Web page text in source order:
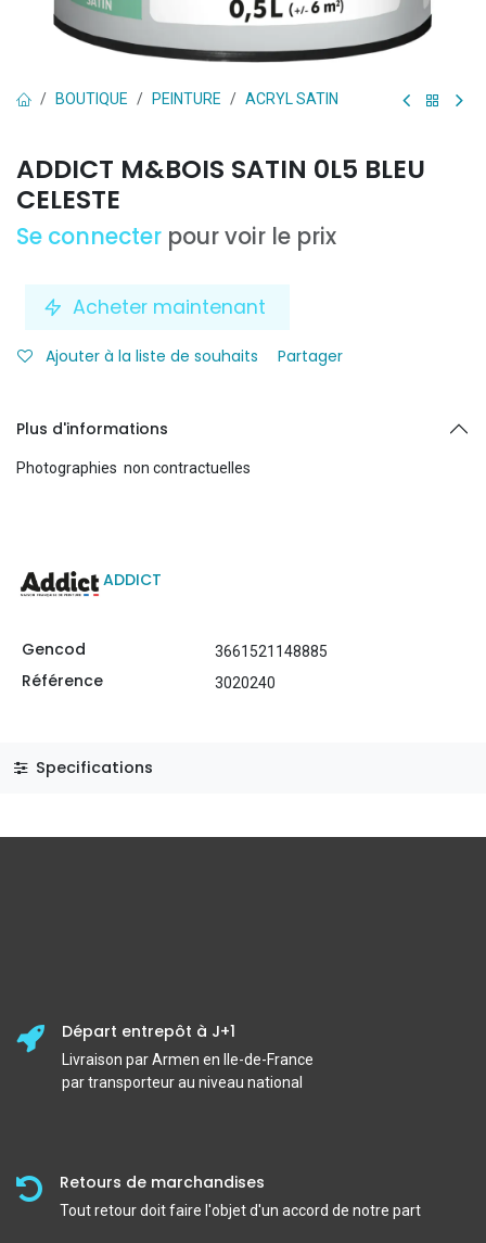
BOUTIQUE PEINTURE ACRYL SATIN
ADDICT M&BOIS SATIN 0L5 BLEU
CELESTE
Se connecter pour voir le prix
Acheter maintenant
Ajouter à la liste de souhaits Partager
Plus d'informations
Photographies non contractuelles
ADDICT
Gencod 3661521148885
Référence 3020240
Specifications
Départ entrepôt à J+1
Livraison par Armen en Ile-de-France
par transporteur au niveau national
Retours de marchandises
Tout retour doit faire l'objet d'un accord de notre part